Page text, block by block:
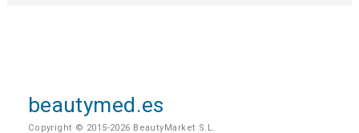
beautymed.es
Copyright © 2015-2026 BeautyMarket S.L.